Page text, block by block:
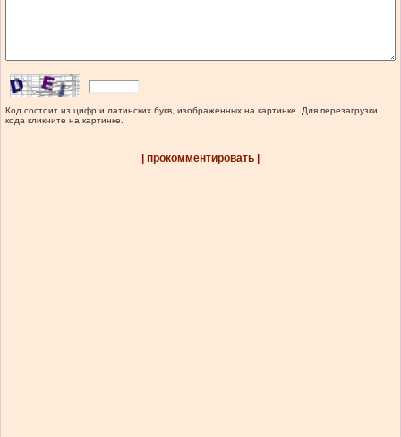
Код состоит из цифр и латинских букв, изображенных на картинке. Для перезагрузки
кода кликните на картинке.
| прокомментировать |